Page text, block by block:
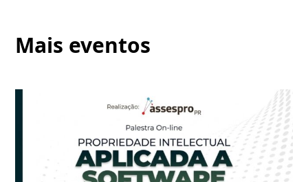
Mais eventos